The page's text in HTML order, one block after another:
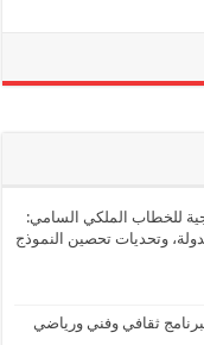
للخطاب الملكي السامي:
وتحديات تحصين النموذج
ثقافي وفني ورياضي